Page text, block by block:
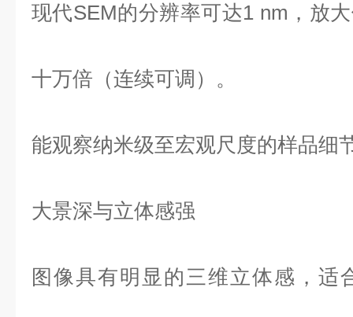
现代SEM的分辨率可达1 nm，放
十万倍（连续可调）。
能观察纳米级至宏观尺度的样品细
大景深与立体感强
图像具有明显的三维立体感，适